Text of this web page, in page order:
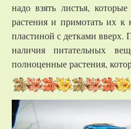
надо взять листья,
растения и примотать их
пластиной с детками
наличия питательных
полноценные растения,